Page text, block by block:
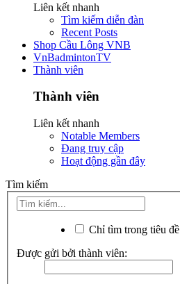
Liên kết nhanh
Tìm kiếm diễn đàn
Recent Posts
Shop Cầu Lông VNB
VnBadmintonTV
Thành viên
Thành viên
Liên kết nhanh
Notable Members
Đang truy cập
Hoạt động gần đây
Tìm kiếm
Chỉ tìm trong tiêu đề
Được gửi bởi thành viên: